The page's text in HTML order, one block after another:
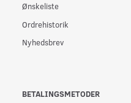
Ønskeliste
Ordrehistorik
Nyhedsbrev
BETALINGSMETODER